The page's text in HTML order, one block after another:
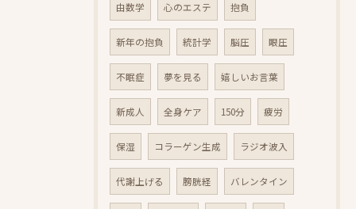
由数学 心のエステ 抱負
新年の抱負 統計学 脳圧 眼圧
不眠症 夢を見る 嬉しいお言葉
新成人 全身ケア 150分 疲労
保湿 コラーゲン生成 ラジオ波入
代謝上げる 膀胱経 バレンタイン